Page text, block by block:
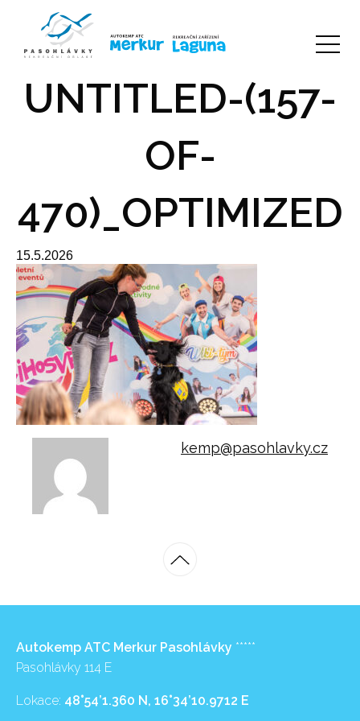
UNTITLED-(157-
OF-
470)_OPTIMIZED
15.5.2026
kemp@pasohlavky.cz
Autokemp ATC Merkur Pasohlávky *****
Pasohlávky 114 E
Lokace: 48°54’1.360 N, 16°34’10.9712 E